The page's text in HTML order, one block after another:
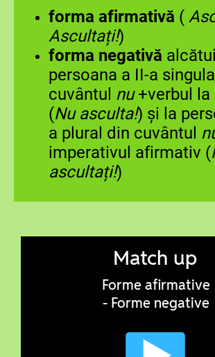
forma afirmativă (
Ascultați!)
forma negativă
persoana a II-a
cuvântul nu+verbul la
(Nu asculta!) și la
a plural din cuvântul
imperativul afirmativ (
ascultați!)